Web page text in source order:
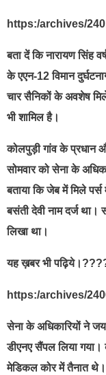
https:/archives/
बता दें कि नारायण सिंह
के एएन-12 विमान
चार सैनिकों के अवशेष
भी शामिल है।
कोलपुड़ी गांव के प्रधान
सोमवार को सेना के
बताया कि जेब में मिले
बसंती देवी नाम दर्ज था।
लिखा था।
यह ख़बर भी
https:/archives/
सेना के अधिकारियों ने
डीएनए सैंपल लिया गया।
मेडिकल कोर में तैनात थे।